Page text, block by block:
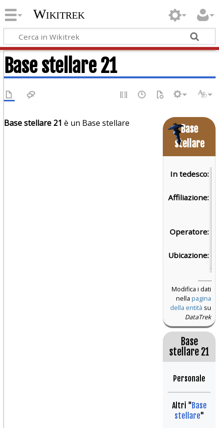
Wikitrek
Base stellare 21
Base
stellare
In tedesco:
Affiliazione:
Operatore:
Ubicazione:
Modifica i dati
nella pagina
della entità su
DataTrek
Base
stellare 21
Personale
Altri "Base
stellare"
Base stellare 21 è un Base stellare